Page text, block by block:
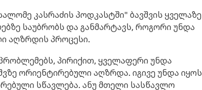
კასრაძის პოდკასტში" ბავშვის ყველაზე
საუბრობს და განმარტავს, როგორი უნდა
აღზრდის პროცესი.
პირიქით, ყველაფერი უნდა
ორიენტირებული აღზრდა. იგივე უნდა იყოს
სწავლება. ანუ მთელი სასწავლო